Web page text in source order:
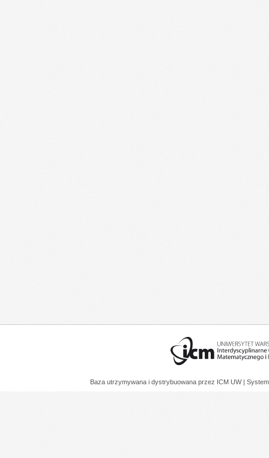
Baza utrzymywana i dystrybuowana przez ICM UW |